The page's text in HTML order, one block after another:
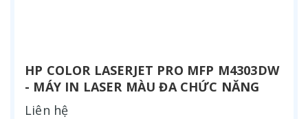
HP COLOR LASERJET PRO MFP M4303DW
- MÁY IN LASER MÀU ĐA CHỨC NĂNG
Liên hệ